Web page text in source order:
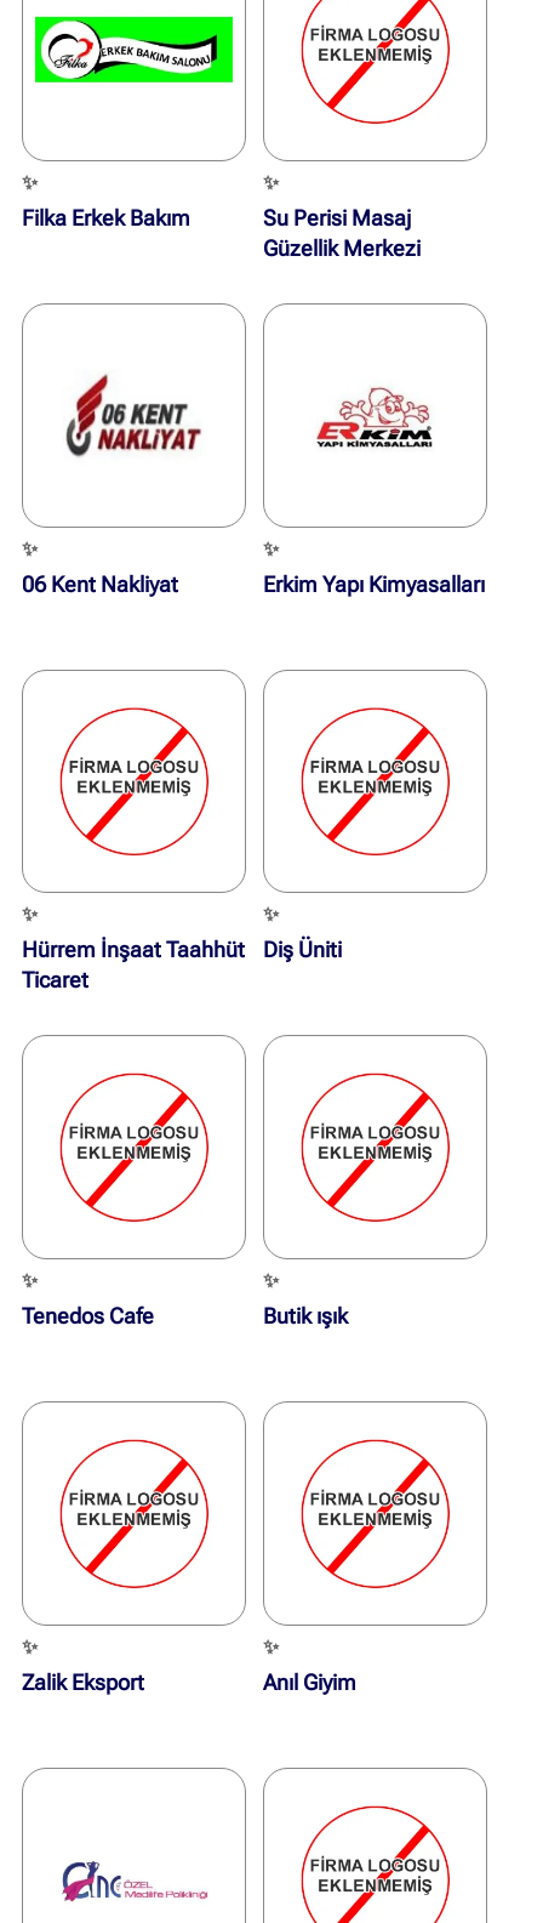
✨
Filka Erkek Bakım
✨
Su Perisi Masaj
Güzellik Merkezi
✨
06 Kent Nakliyat
✨
Erkim Yapı Kimyasalları
✨
Hürrem İnşaat Taahhüt
Ticaret
✨
Diş Üniti
✨
Tenedos Cafe
✨
Butik ışık
✨
Zalik Eksport
✨
Anıl Giyim